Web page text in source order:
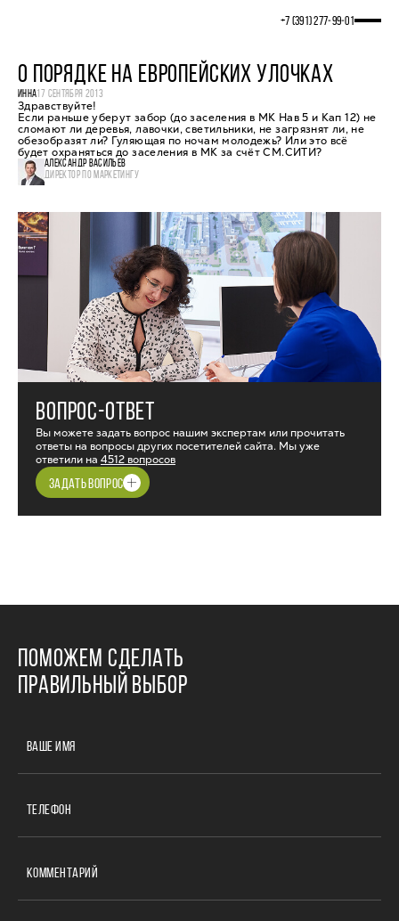
+7 (391) 277‒99‒01
О ПОРЯДКЕ НА ЕВРОПЕЙСКИХ УЛОЧКАХ
ИННА17 СЕНТЯБРЯ 2013
Здравствуйте!
Если раньше уберут забор (до заселения в МК Нав 5 и Кап 12) не
сломают ли деревья, лавочки, светильники, не загрязнят ли, не
обезобразят ли? Гуляющая по ночам молодежь? Или это всё
будет охраняться до заселения в МК за счёт СМ.СИТИ?
АЛЕКСАНДР ВАСИЛЬЕВ
ДИРЕКТОР ПО МАРКЕТИНГУ
ВОПРОС-ОТВЕТ
Вы можете задать вопрос нашим экспертам или прочитать
ответы на вопросы других посетителей сайта. Мы уже
ответили на 4512 вопросов
ЗАДАТЬ ВОПРОС
ПОМОЖЕМ СДЕЛАТЬ
ПРАВИЛЬНЫЙ ВЫБОР
ВАШЕ ИМЯ
ТЕЛЕФОН
КОММЕНТАРИЙ